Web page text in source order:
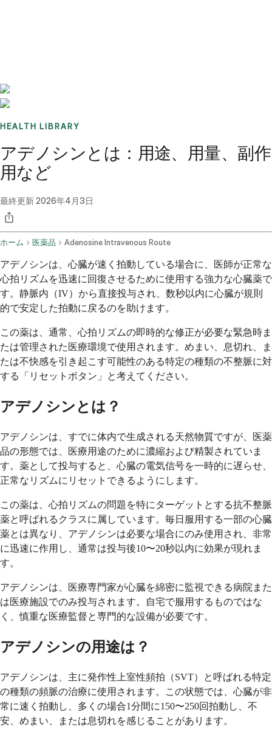
HEALTH LIBRARY
アデノシンとは：用途、用量、副作
用など
最終更新2026年4月3日
ホーム 医薬品 Adenosine Intravenous Route
アデノシンは、心臓が速く拍動している場合に、医師が正常な
心拍リズムを迅速に回復させるために使用する強力な心臓薬で
す。静脈内（IV）から直接投与され、数秒以内に心臓が規則
的で安定した拍動に戻るのを助けます。
この薬は、通常、心拍リズムの即時的な修正が必要な緊急時ま
たは管理された医療環境で使用されます。めまい、息切れ、ま
たは不快感を引き起こす可能性のある特定の種類の不整脈に対
する「リセットボタン」と考えてください。
アデノシンとは？
アデノシンは、すでに体内で生成される天然物質ですが、医薬
品の形態では、医療用途のために濃縮および精製されていま
す。薬として投与すると、心臓の電気信号を一時的に遅らせ、
正常なリズムにリセットできるようにします。
この薬は、心拍リズムの問題を特にターゲットとする抗不整脈
薬と呼ばれるクラスに属しています。毎日服用する一部の心臓
薬とは異なり、アデノシンは必要な場合にのみ使用され、非常
に迅速に作用し、通常は投与後10〜20秒以内に効果が現れま
す。
アデノシンは、医療専門家が心臓を綿密に監視できる病院また
は医療施設でのみ投与されます。自宅で服用するものではな
く、慎重な医療監督と専門的な設備が必要です。
アデノシンの用途は？
アデノシンは、主に発作性上室性頻拍（SVT）と呼ばれる特定
の種類の頻脈の治療に使用されます。この状態では、心臓が非
常に速く拍動し、多くの場合1分間に150〜250回拍動し、不
安、めまい、または息切れを感じることがあります。